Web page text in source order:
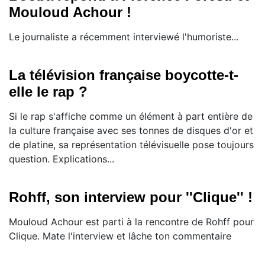
Mouloud Achour !
Le journaliste a récemment interviewé l'humoriste...
La télévision française boycotte-t-
elle le rap ?
Si le rap s'affiche comme un élément à part entière de
la culture française avec ses tonnes de disques d'or et
de platine, sa représentation télévisuelle pose toujours
question. Explications...
Rohff, son interview pour ''Clique'' !
Mouloud Achour est parti à la rencontre de Rohff pour
Clique. Mate l'interview et lâche ton commentaire